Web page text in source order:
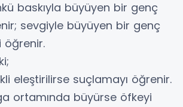
baskıyla büyüyen bir genç
sevgiyle büyüyen bir genç
öğrenir.
eleştirilirse suçlamayı öğrenir.
ortamında büyürse öfkeyi